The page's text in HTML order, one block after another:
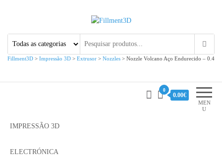
Fillment3D
Fillment3D > Impressão 3D > Extrusor > Nozzles > Nozzle Volcano Aço Endurecido – 0.4
MEN
U
0
0.00€
IMPRESSÃO 3D
ELECTRÓNICA